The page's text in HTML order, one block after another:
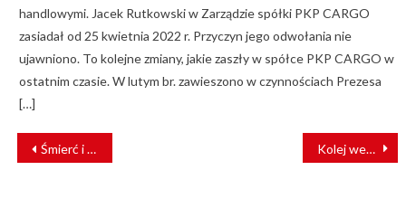
handlowymi. Jacek Rutkowski w Zarządzie spółki PKP CARGO
zasiadał od 25 kwietnia 2022 r. Przyczyn jego odwołania nie
ujawniono. To kolejne zmiany, jakie zaszły w spółce PKP CARGO w
ostatnim czasie. W lutym br. zawieszono w czynnościach Prezesa
[…]
NAWIGACJA
WPISU
Śmierć i wypadki na torach. UTK podsumował 2020 r. [RAPORT] Kolej wesprze handel wewnątrzkontynentalny w Afryce